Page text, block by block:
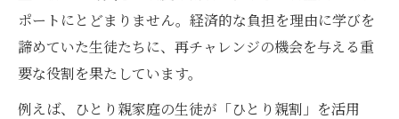
ポートにとどまりません。経済的な負担を理由に学びを
諦めていた生徒たちに、再チャレンジの機会を与える重
要な役割を果たしています。
例えば、ひとり親家庭の生徒が「ひとり親割」を活用